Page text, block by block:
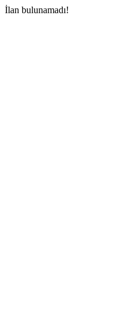
İlan bulunamadı!